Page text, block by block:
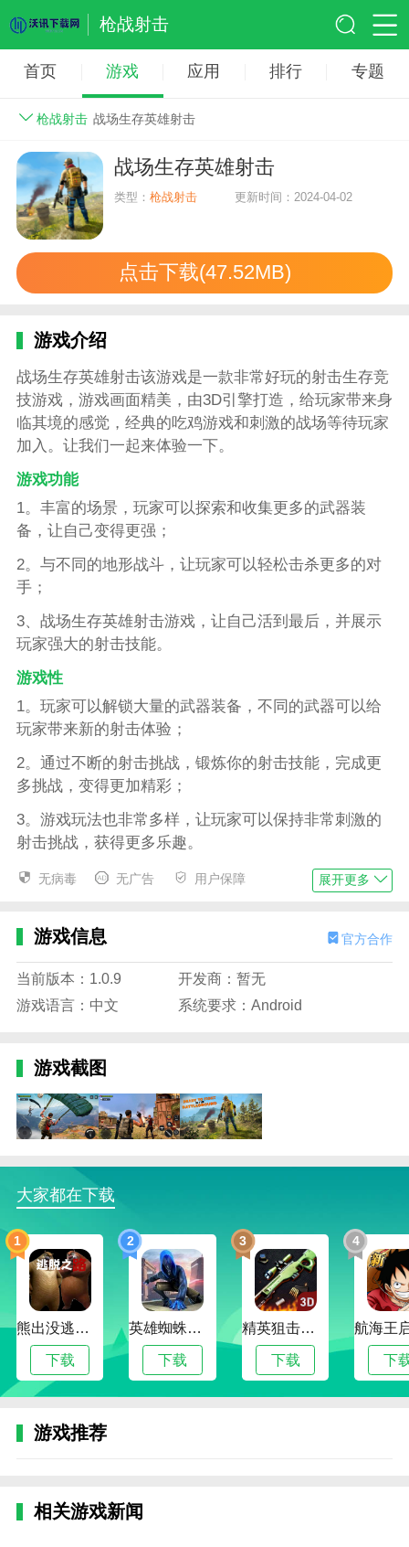
枪战射击
首页 游戏 应用 排行 专题
枪战射击 战场生存英雄射击
战场生存英雄射击
类型：枪战射击 更新时间：2024-04-02
点击下载(47.52MB)
游戏介绍
战场生存英雄射击该游戏是一款非常好玩的射击生存竞
技游戏，游戏画面精美，由3D引擎打造，给玩家带来身
临其境的感觉，经典的吃鸡游戏和刺激的战场等待玩家
加入。让我们一起来体验一下。
游戏功能
1。丰富的场景，玩家可以探索和收集更多的武器装
备，让自己变得更强；
2。与不同的地形战斗，让玩家可以轻松击杀更多的对
手；
3、战场生存英雄射击游戏，让自己活到最后，并展示
玩家强大的射击技能。
游戏性
1。玩家可以解锁大量的武器装备，不同的武器可以给
玩家带来新的射击体验；
2。通过不断的射击挑战，锻炼你的射击技能，完成更
多挑战，变得更加精彩；
3。游戏玩法也非常多样，让玩家可以保持非常刺激的
射击挑战，获得更多乐趣。
游戏集锦
玩家完成挑战；
2。还会有许多队友，并且玩家可以与队友合作，这样
玩家就可以轻松击杀对手；
3。还会有非常逼真的背景音效，让玩家沉浸在子弹带
游戏优势
1。操作非常简单，玩家需要灵活移动，以便轻松躲避
所有攻击；
常流畅。玩家需要依靠自己强大的实力来生存。
战斗机飞行员的重火力游戏非常强大射击射击手游。这
款游戏的画质设计非常清晰，在线游玩模式让用户可以
随时随地进行选择。各种操作非常简单，用户可以随时
创建自己的射击飞行模式，非常简单！
狙击射手王牌游戏是一款非常好玩的射击枪战类手机游
戏。简单的游戏操作，有趣的游戏玩法，玩家将控制自
己的角色，加入精彩的战斗，并凭借高超的射击技能成
无病毒 无广告 用户保障 展开更多
游戏信息 官方合作
当前版本：1.0.9
开发商：暂无
游戏语言：中文
系统要求：Android
游戏截图
大家都在下载
1
熊出没逃脱之路
下载
2
英雄蜘蛛侠绳索格斗城市模拟器
下载
3
精英狙击手战区
下载
4
下
游戏推荐
相关游戏新闻